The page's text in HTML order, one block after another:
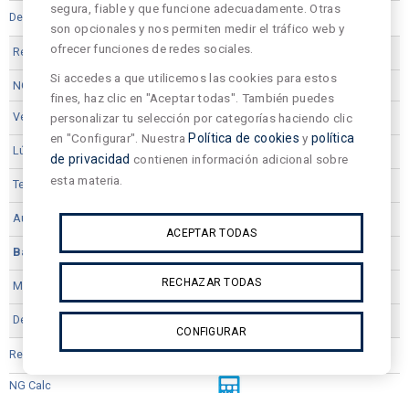
QTVIDL-250Li
DALI 2
1
LiFePO4
Permanente - No Permanente
QVEIDL-250Li
segura, fiable y que funcione adecuadamente. Otras
son opcionales y nos permiten medir el tráfico web y
ofrecer funciones de redes sociales.
Si accedes a que utilicemos las cookies para estos
fines, haz clic en "Aceptar todas". También puedes
personalizar tu selección por categorías haciendo clic
en "Configurar". Nuestra Política de cookies y política
de privacidad contienen información adicional sobre
esta materia.
ACEPTAR TODAS
RECHAZAR TODAS
CONFIGURAR